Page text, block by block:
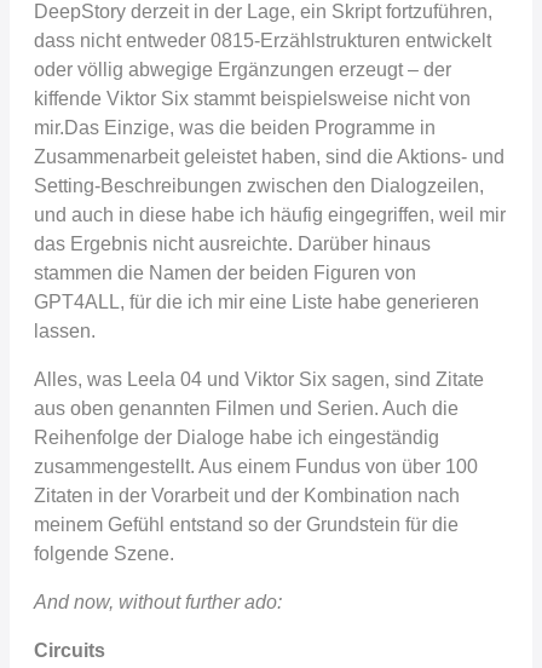
DeepStory derzeit in der Lage, ein Skript fortzuführen,
dass nicht entweder 0815-Erzählstrukturen entwickelt
oder völlig abwegige Ergänzungen erzeugt – der
kiffende Viktor Six stammt beispielsweise nicht von
mir.Das Einzige, was die beiden Programme in
Zusammenarbeit geleistet haben, sind die Aktions- und
Setting-Beschreibungen zwischen den Dialogzeilen,
und auch in diese habe ich häufig eingegriffen, weil mir
das Ergebnis nicht ausreichte. Darüber hinaus
stammen die Namen der beiden Figuren von
GPT4ALL, für die ich mir eine Liste habe generieren
lassen.
Alles, was Leela 04 und Viktor Six sagen, sind Zitate
aus oben genannten Filmen und Serien. Auch die
Reihenfolge der Dialoge habe ich eingeständig
zusammengestellt. Aus einem Fundus von über 100
Zitaten in der Vorarbeit und der Kombination nach
meinem Gefühl entstand so der Grundstein für die
folgende Szene.
And now, without further ado:
Circuits